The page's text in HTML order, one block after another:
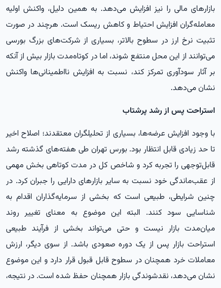
بازارهای مالی را نیز افزایش می‌دهد. به همین دلیل، واکنش اولیه
معامله‌گران افزایش احتیاط و کاهش ریسک است. هرچند در صورت
تثبیت نرخ ارز در سطوح بالاتر، بسیاری از شرکت‌های بزرگ بورسی
می‌توانند از این محل منتفع شوند، اما در کوتاه‌مدت بازار بیش از آنکه
بر آثار سودآوری تمرکز کند، نسبت به افزایش نااطمینانی‌ها واکنش
نشان می‌دهد.
استراحت پس از رشد پرشتاب
با وجود افزایش عرضه‌ها، بسیاری از تحلیلگران معتقدند؛ اصلاح اخیر
تا حد زیادی قابل انتظار بود. بورس تهران طی هفته‌های گذشته رشد
قابل‌توجهی را تجربه کرد و شاخص کل در مدت کوتاهی بخش مهمی
از عقب‌ماندگی خود نسبت به سایر بازارهای دارایی را جبران کرد. در
چنین شرایطی، طبیعی است که بخشی از سرمایه‌گذاران اقدام به
شناسایی سود کنند. البته این موضوع به معنای تغییر روند
میان‌مدت بازار نیست و حتی می‌تواند بخشی از فرآیند طبیعی
استراحت بازار پس از یک دوره صعودی باشد. از سوی دیگر، ارزش
معاملات خرد همچنان در سطوح قابل قبول قرار دارد و این موضوع
نشان می‌دهد، نقدشوندگی بازار همچنان حفظ شده است. در نتیجه،